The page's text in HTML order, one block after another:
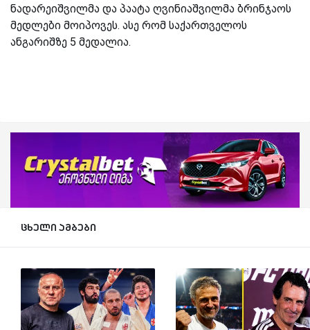
ნადარეიშვილმა და პაატა ღვინიაშვილმა ბრინჯაოს
მედლები მოიპოვეს. ასე რომ საქართველოს
ანგარიშზე 5 მედალია.
ცხელი ამბები